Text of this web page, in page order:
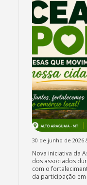
30 de junho de 2026
Nova iniciativa da
dos associados
com o
da participação